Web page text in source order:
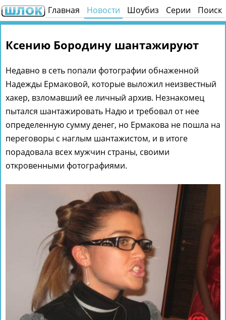
Главная Новости Шоубиз Серии Поиск
Ксению Бородину шантажируют
Недавно в сеть попали фотографии обнаженной
Надежды Ермаковой, которые выложил неизвестный
хакер, взломавший ее личный архив. Незнакомец
пытался шантажировать Надю и требовал от нее
определенную сумму денег, но Ермакова не пошла на
переговоры с наглым шантажистом, и в итоге
порадовала всех мужчин страны, своими
откровенными фотографиями.